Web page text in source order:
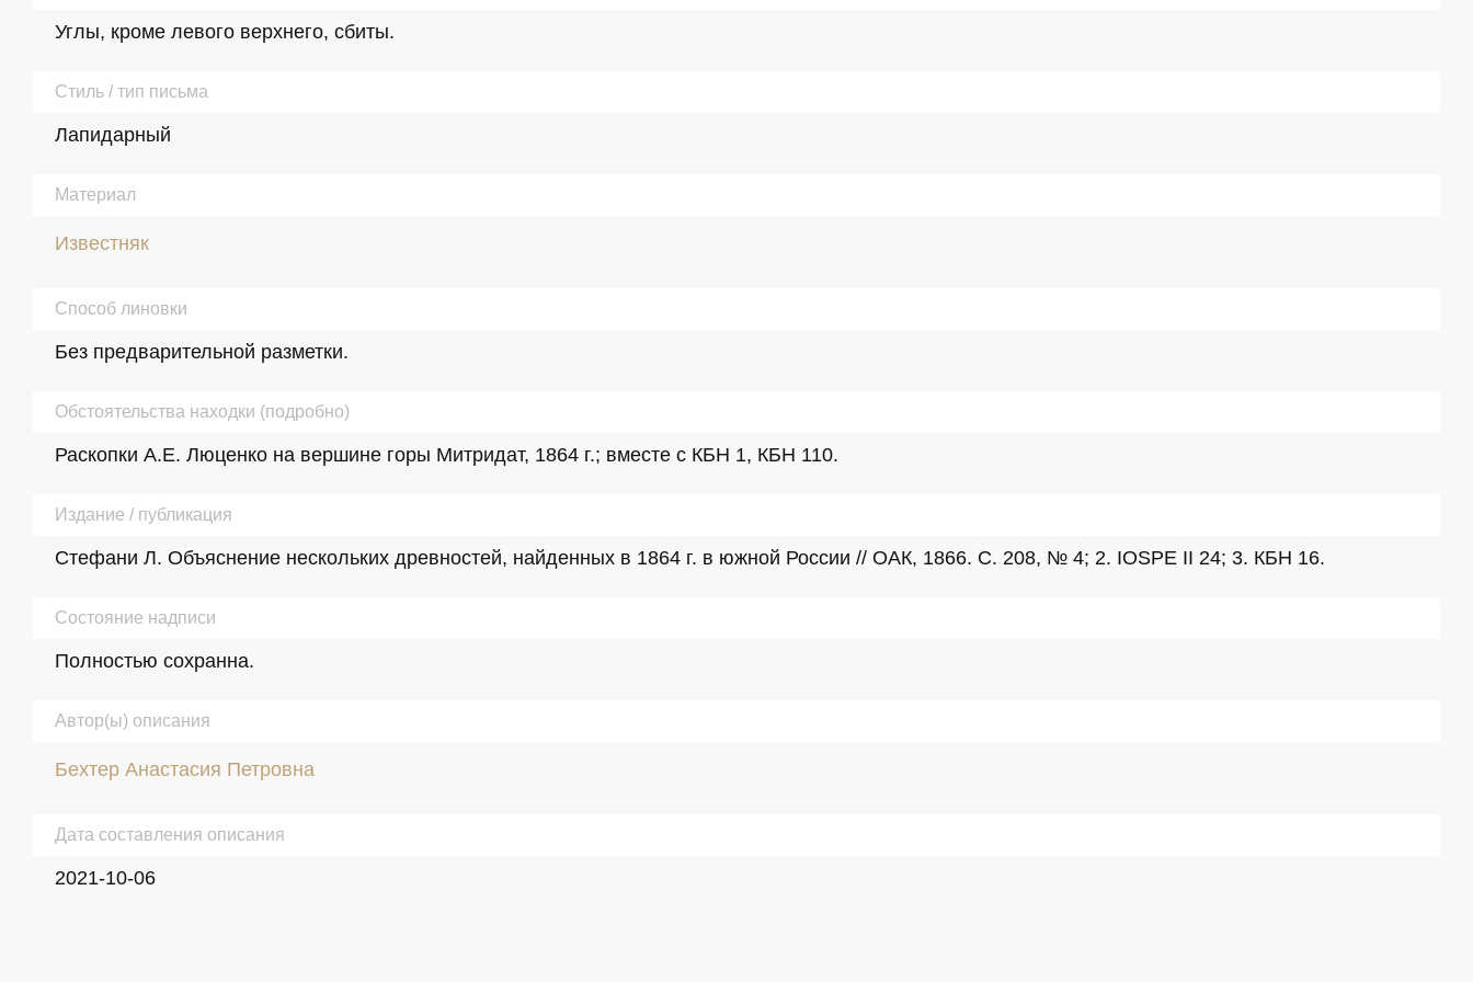
Углы, кроме левого верхнего, сбиты.
Стиль / тип письма
Лапидарный
Материал
Известняк
Способ линовки
Без предварительной разметки.
Обстоятельства находки (подробно)
Раскопки А.Е. Люценко на вершине горы Митридат, 1864 г.; вместе с КБН 1, КБН 110.
Издание / публикация
Стефани Л. Объяснение нескольких древностей, найденных в 1864 г. в южной России // ОАК, 1866. С. 208, № 4; 2. IOSPE II 24; 3. КБН 16.
Состояние надписи
Полностью сохранна.
Автор(ы) описания
Бехтер Анастасия Петровна
Дата составления описания
2021-10-06